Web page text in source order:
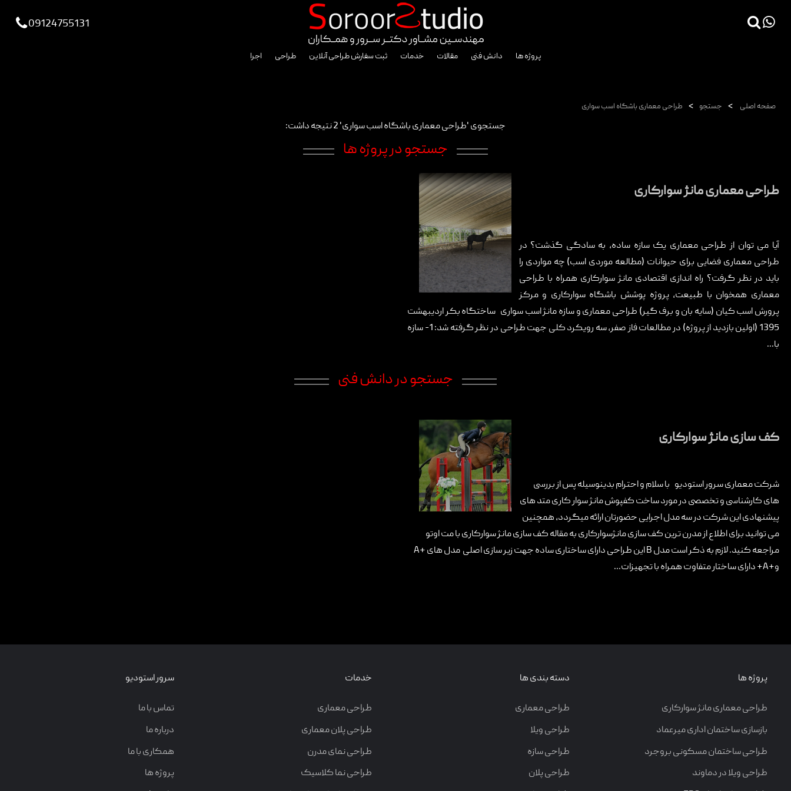
09124755131
پروژه ها دانش فنی مقالات خدمات ثبت سفارش طراحی آنلاین طراحی اجرا
×
دانش فنی
درباره ما
تماس با ما
صفحه اصلی > جستجو > طراحی معماری باشگاه اسب سواری
جستجوی 'طراحی معماری باشگاه اسب سواری' 2 نتیجه داشت:
جستجو در پروژه ها
طراحی معماری مانژ سوارکاری
آیا می توان از طراحی معماری یک سازه ساده، به سادگی گذشت؟ در
طراحی معماری فضایی برای حیوانات (مطالعه موردی اسب) چه مواردی را
باید در نظر گرفت؟ راه اندازی اقتصادی مانژ سوارکاری همراه با طراحی
معماری همخوان با طبیعت، پروژه پوشش باشگاه سوارکاری و مرکز
پرورش اسب کیان (سایه بان و برف گیر) طراحی معماری و سازه مانژ اسب سواری ساختگاه بکر اردیبهشت
1395 (اولین بازدید از پروژه) در مطالعات فاز صفر، سه رویکرد کلی جهت طراحی در نظر گرفته شد: 1- سازه
با...
جستجو در دانش فنی
کف سازی مانژ سوارکاری
شرکت معماری سرور استودیو با سلام و احترام بدینوسیله پس از بررسی
های کارشناسی و تخصصی در مورد ساخت کفپوش مانژ سوار کاری متد های
پیشنهادی این شرکت در سه مدل اجرایی حضورتان ارائه میگردد، همچنین
می توانید برای اطلاع از مدرن ترین کف سازی مانژسوارکاری به مقاله کف سازی مانژ سوارکاری با مت اوتو
مراجعه کنید. لازم به ذکر است مدل B این طراحی دارای ساختاری ساده جهت زیر سازی اصلی مدل های +A
و+A+ دارای ساختار متفاوت همراه با تجهیزات...
پروژه ها
طراحی معماری مانژ سوارکاری
بازسازی ساختمان اداری میرعماد
طراحی ساختمان مسکونی بروجرد
طراحی ویلا در دماوند
دسته بندی ها
طراحی معماری
طراحی ویلا
طراحی سازه
طراحی پلان
خدمات
طراحی معماری
طراحی پلان معماری
طراحی نمای مدرن
طراحی نما کلاسیک
سرور استودیو
تماس با ما
درباره ما
همکاری با ما
پروژه ها